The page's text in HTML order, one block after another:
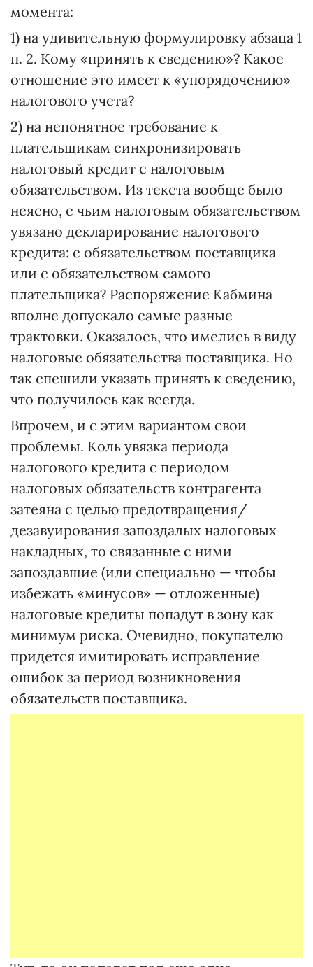
момента:
1) на удивительную формулировку абзаца 1
п. 2. Кому «принять к сведению»? Какое
отношение это имеет к «упорядочению»
налогового учета?
2) на непонятное требование к
плательщикам синхронизировать
налоговый кредит с налоговым
обязательством. Из текста вообще было
неясно, с чьим налоговым обязательством
увязано декларирование налогового
кредита: с обязательством поставщика
или с обязательством самого
плательщика? Распоряжение Кабмина
вполне допускало самые разные
трактовки. Оказалось, что имелись в виду
налоговые обязательства поставщика. Но
так спешили указать принять к сведению,
что получилось как всегда.
Впрочем, и с этим вариантом свои
проблемы. Коль увязка периода
налогового кредита с периодом
налоговых обязательств контрагента
затеяна с целью предотвращения/
дезавуирования запоздалых налоговых
накладных, то связанные с ними
запоздавшие (или специально — чтобы
избежать «минусов» — отложенные)
налоговые кредиты попадут в зону как
минимум риска. Очевидно, покупателю
придется имитировать исправление
ошибок за период возникновения
обязательств поставщика.